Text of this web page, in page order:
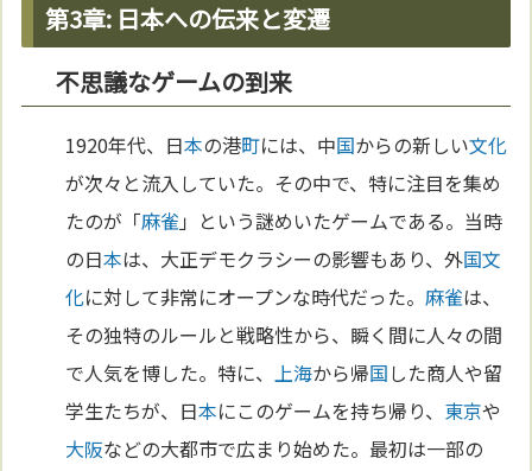
第3章: 日本への伝来と変遷
不思議なゲームの到来
1920年代、日本の港町には、中国からの新しい文化
が次々と流入していた。その中で、特に注目を集め
たのが「麻雀 」という謎めいたゲームである。当時
の日本は、大正デモクラシーの影響もあり、外国文
化に対して非常にオープンな時代だった。麻雀は、
その独特のルールと戦略性から、瞬く間に人々の間
で人気を博した。特に、上海から帰国した商人や留
学生たちが、日本にこのゲームを持ち帰り、 東京や
大阪などの大都市で広まり始めた。最初は一部の